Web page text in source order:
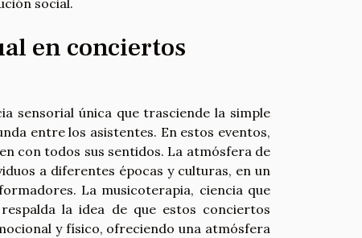
en conciertos
sensorial única que trasciende la simple
entre los asistentes. En estos eventos,
con todos sus sentidos. La atmósfera de
a diferentes épocas y culturas, en un
La musicoterapia, ciencia que
la idea de que estos conciertos
y físico, ofreciendo una atmósfera